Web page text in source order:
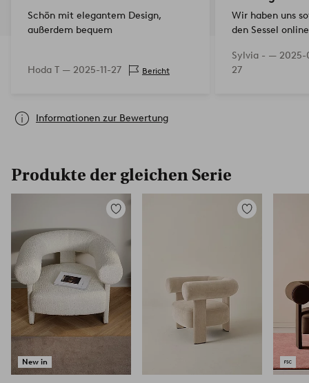
Schön mit elegantem Design,
außerdem bequem
Hoda T — 2025-11-27 Bericht
Wir haben uns
den Sessel
Lieferung war
erfreulich.
Sylvia - — 2025-
27
Informationen zur Bewertung
Produkte der gleichen Serie
New in
Zu
Zu